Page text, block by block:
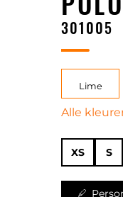
301005
Lime
Alle
XS S